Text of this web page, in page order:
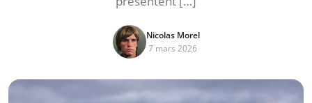
Nicolas Morel
7 mars 2026